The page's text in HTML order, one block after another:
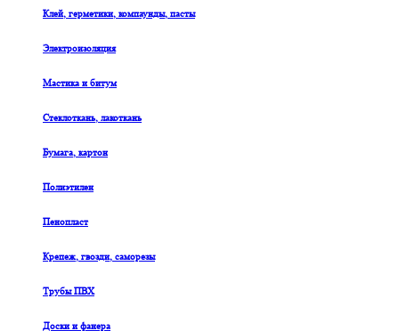
Клей, герметики, компаунды, пасты
Электроизоляция
Мастика и битум
Стеклоткань, лакоткань
Бумага, картон
Полиэтилен
Пенопласт
Крепеж, гвозди, саморезы
Трубы ПВХ
Доски и фанера